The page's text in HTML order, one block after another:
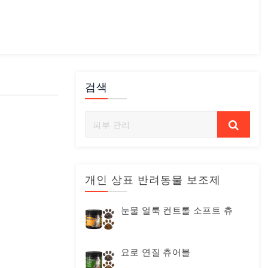
검색
개인 상표 반려동물 보조제
눈물 얼룩 컨트롤 소프트 츄
요로 연질 츄어블